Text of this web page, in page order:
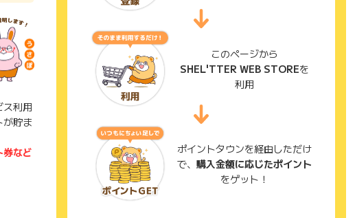
ス利用
が貯ま
券など
このページから
SHEL'TTER WEB STOREを
利用
ポイントタウンを経由しただけ
で、 購入金額に応じたポイント
をゲット！